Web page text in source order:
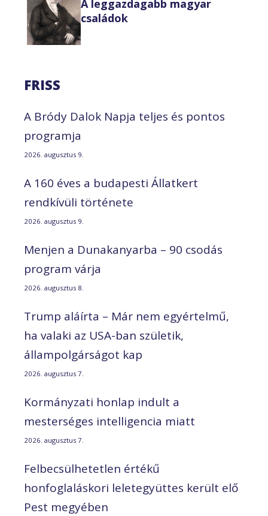
A leggazdagabb magyar
családok
FRISS
A Bródy Dalok Napja teljes és pontos
programja
2026. augusztus 9.
A 160 éves a budapesti Állatkert
rendkívüli története
2026. augusztus 9.
Menjen a Dunakanyarba – 90 csodás
program várja
2026. augusztus 8.
Trump aláírta – Már nem egyértelmű,
ha valaki az USA-ban születik,
állampolgárságot kap
2026. augusztus 7.
Kormányzati honlap indult a
mesterséges intelligencia miatt
2026. augusztus 7.
Felbecsülhetetlen értékű
honfoglaláskori leletegyüttes került elő
Pest megyében